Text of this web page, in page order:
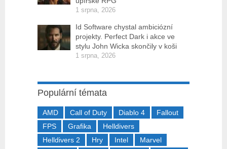
1 srpna, 2026
Id Software chystal ambiciózní
projekty. Perfect Dark i akce ve
stylu John Wicka skončily v koši
1 srpna, 2026
Populární témata
AMD Call of Duty Diablo 4
Fallout
FPS
Grafika
Helldivers
Helldivers 2
Hry Intel
Marvel